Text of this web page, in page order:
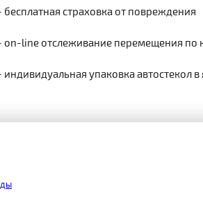
бесплатная страховка от повреждения
on-line отслеживание перемещения по
индивидуальная упаковка автостекол